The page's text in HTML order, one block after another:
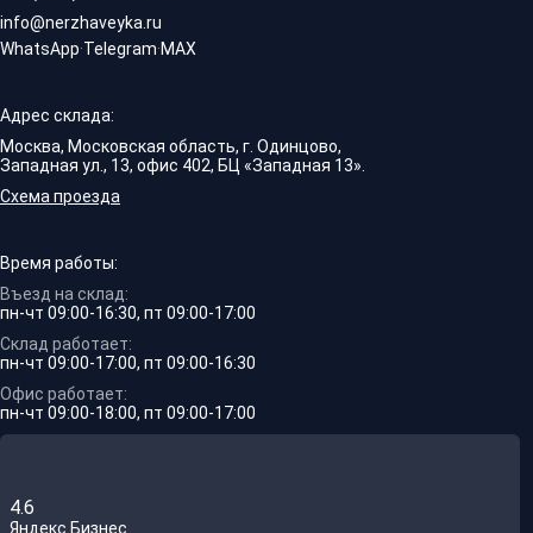
info@nerzhaveyka.ru
WhatsApp·Telegram·MAX
Адрес склада:
Москва, Московская область, г. Одинцово,
Западная ул., 13, офис 402, БЦ «Западная 13».
Схема проезда
Время работы:
Въезд на склад:
пн-чт 09:00-16:30, пт 09:00-17:00
Склад работает:
пн-чт 09:00-17:00, пт 09:00-16:30
Офис работает:
пн-чт 09:00-18:00, пт 09:00-17:00
4.6
Яндекс.Бизнес